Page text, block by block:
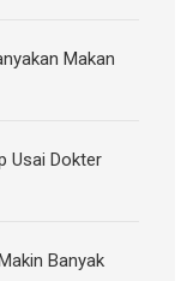
Makan
Usai Dokter
Banyak